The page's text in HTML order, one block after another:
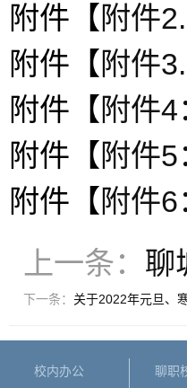
附件【 附件
附件【 附件
附件【 附件
附件【 附件
附件【 附件
上一条： 聊
下一条： 关于2022年元旦、
校内办公
聊职